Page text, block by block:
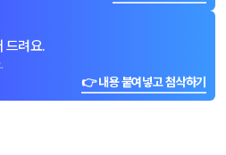
드려요.
👉 내용 붙여넣고 첨삭하기